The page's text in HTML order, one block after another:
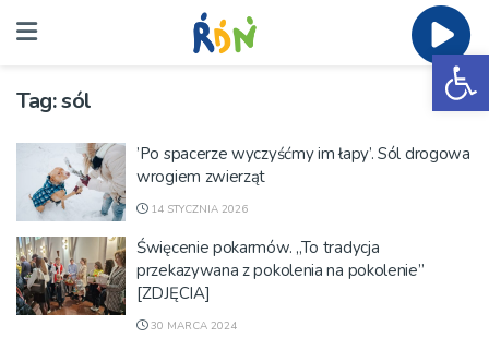
Tag:sól
’Po spacerze wyczyśćmy im łapy’. Sól drogowa
wrogiem zwierząt
14 STYCZNIA 2026
Święcenie pokarmów. „To tradycja
przekazywana z pokolenia na pokolenie”
[ZDJĘCIA]
30 MARCA 2024